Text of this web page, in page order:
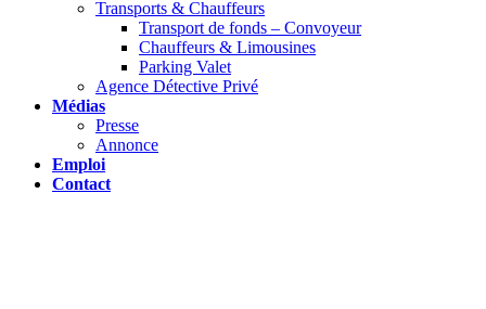
Transports & Chauffeurs
Transport de fonds – Convoyeur
Chauffeurs & Limousines
Parking Valet
Agence Détective Privé
Médias
Presse
Annonce
Emploi
Contact